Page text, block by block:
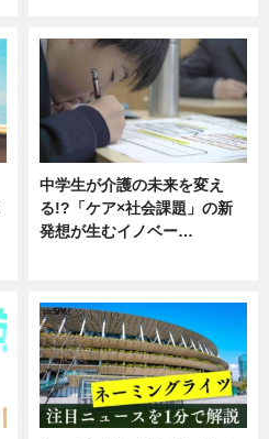
中学生が介護の未来を変え
る!?「ケア×社会課題」の新
発想が生むイノベー…